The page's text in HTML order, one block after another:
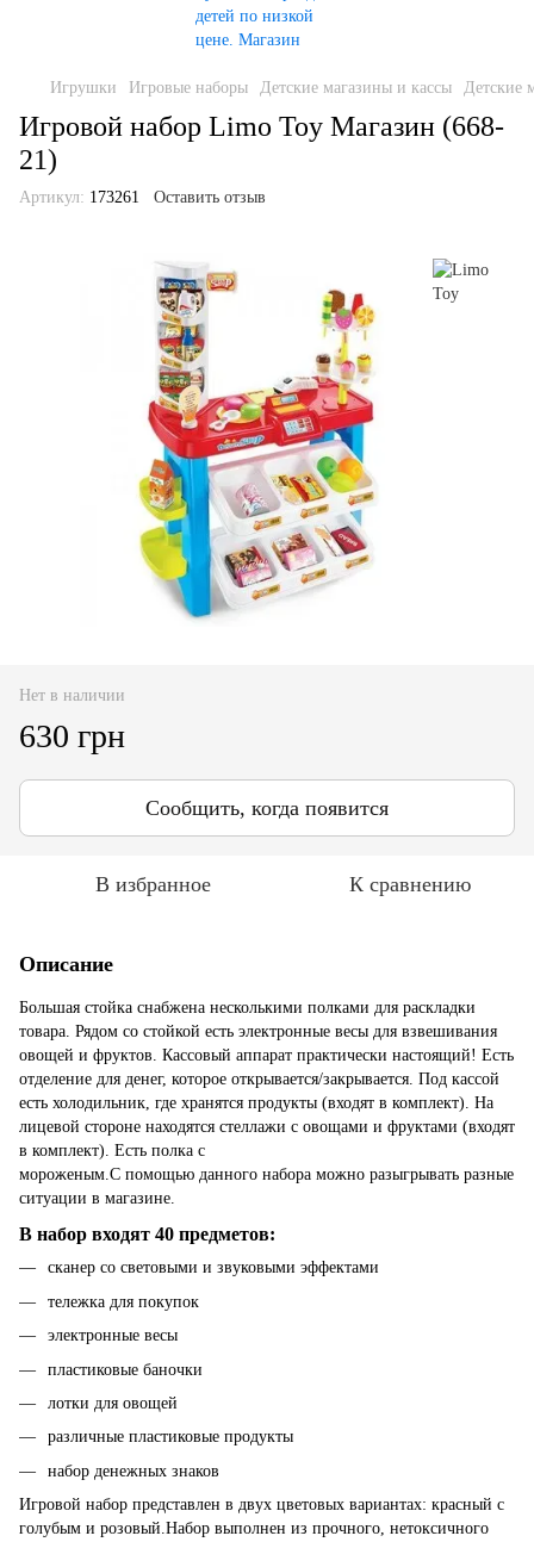
Игрушки Игровые наборы Детские магазины и кассы Детские
Игровой набор Limo Toy Магазин (668-
21)
Артикул: 173261 Оставить отзыв
Нет в наличии
630 грн
Сообщить, когда появится
В избранное К сравнению
Описание
Большая стойка снабжена несколькими полками для раскладки
товара. Рядом со стойкой есть электронные весы для взвешивания
овощей и фруктов. Кассовый аппарат практически настоящий! Есть
отделение для денег, которое открывается/закрывается. Под кассой
есть холодильник, где хранятся продукты (входят в комплект). На
лицевой стороне находятся стеллажи с овощами и фруктами (входят
в комплект). Есть полка с
мороженым.С помощью данного набора можно разыгрывать разные
ситуации в магазине.
В набор входят 40 предметов:
сканер со световыми и звуковыми эффектами
тележка для покупок
электронные весы
пластиковые баночки
лотки для овощей
различные пластиковые продукты
набор денежных знаков
Игровой набор представлен в двух цветовых вариантах: красный с
голубым и розовый.Набор выполнен из прочного, нетоксичного